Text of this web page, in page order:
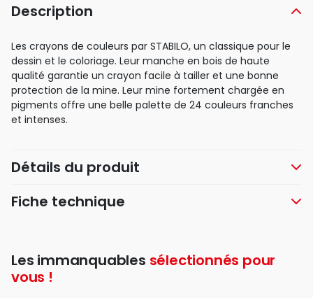
Description
Les crayons de couleurs par STABILO, un classique pour le
dessin et le coloriage. Leur manche en bois de haute
qualité garantie un crayon facile à tailler et une bonne
protection de la mine. Leur mine fortement chargée en
pigments offre une belle palette de 24 couleurs franches
et intenses.
Détails du produit
Fiche technique
Les immanquables sélectionnés pour
vous !